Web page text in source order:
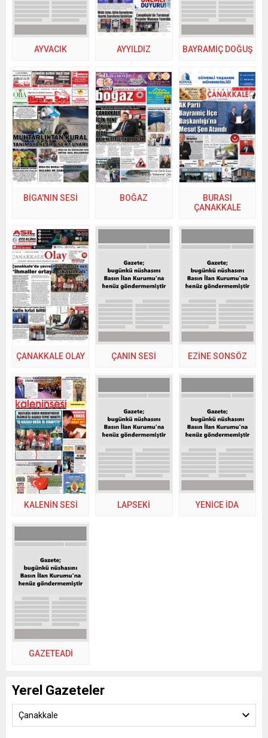
AYVACIK AYYILDIZ BAYRAMİÇ DOĞUŞ
BİGA'NIN SESİ BOĞAZ
BURASI
ÇANAKKALE
ÇANAKKALE OLAY ÇANIN SESİ EZİNE SONSÖZ
KALENİN SESİ LAPSEKİ YENİCE İDA
GAZETEADI
Yerel Gazeteler
Çanakkale